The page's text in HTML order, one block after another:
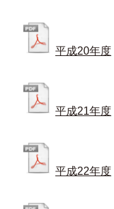
平成20年度
平成21年度
平成22年度